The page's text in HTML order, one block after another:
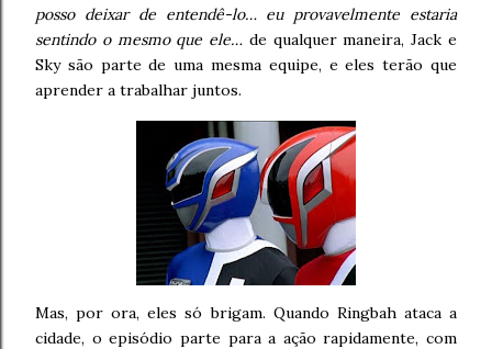
posso deixar de entendê-lo… eu provavelmente estaria
sentindo o mesmo que ele… de qualquer maneira, Jack e
Sky são parte de uma mesma equipe, e eles terão que
aprender a trabalhar juntos.
Mas, por ora, eles só brigam. Quando Ringbah ataca a
cidade, o episódio parte para a ação rapidamente, com